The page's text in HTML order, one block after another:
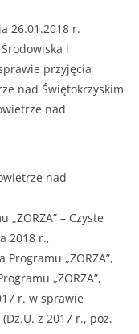
26.01.2018 r.
i
przyjęcia
nad Świętokrzyskim
nad
nad
– Czyste
2018 r.,
Programu „ZORZA”,
„ZORZA”,
r. w sprawie
z 2017 r., poz.